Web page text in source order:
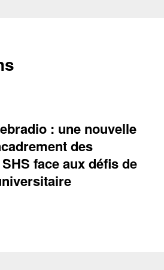
: une nouvelle
des
face aux défis de